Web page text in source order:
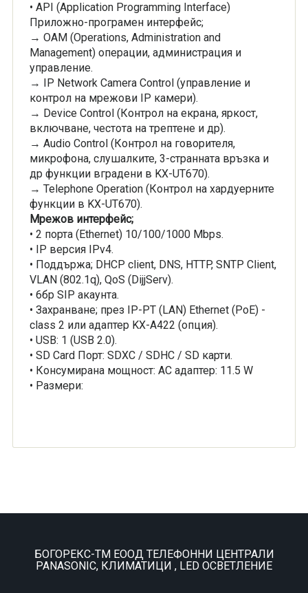
• API (Application Programming Interface)
Приложно-програмен интерфейс;
→ OAM (Оperations, Аdministration and
Мanagement) операции, администрация и
управление.
→ IP Network Camera Control (управление и
контрол на мрежови IP камери).
→ Device Control (Контрол на екрана, яркост,
включване, честота на трептене и др).
→ Audio Control (Контрол на говорителя,
микрофона, слушалките, 3-странната връзка и
др функции вградени в KX-UT670).
→ Telephone Operation (Контрол на хардуерните
функции в KX-UT670).
Мрежов интерфейс;
• 2 порта (Ethernet) 10/100/1000 Mbps.
• IP версия IPv4.
• Поддържа; DHCP client, DNS, HTTP, SNTP Client,
VLAN (802.1q), QoS (DijjServ).
• 6бр SIP акаунта.
• Захранване; през IP-PT (LAN) Ethernet (PoE) -
class 2 или адаптер KX-A422 (опция).
• USB: 1 (USB 2.0).
• SD Card Порт: SDXC / SDHC / SD карти.
• Консумирана мощност: AC адаптер: 11.5 W
• Размери:
БОГОРЕКС-ТМ ЕООД ТЕЛЕФОННИ ЦЕНТРАЛИ
PANASONIC, КЛИМАТИЦИ , LED ОСВЕТЛЕНИЕ